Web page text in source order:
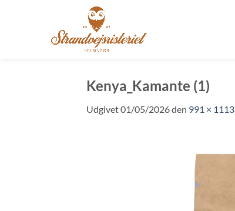
Kenya_Kamante (1)
Udgivet01/05/2026den 991 × 1113